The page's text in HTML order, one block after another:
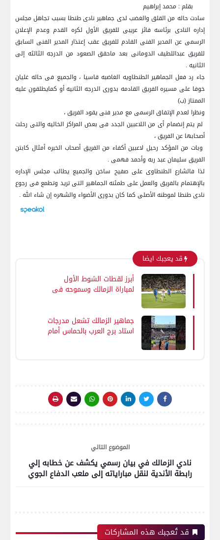
بقلم : محمد إبراهيم
سادت حاله من القلق والغضب لدى جماهير نادى طنطا بسبب تجاهل مجلس
إداره النادى برئاسه فائز عريبى للفريق الأول لكره القدم وعدم الإعلان
الرسمى عن المدير الفنى القادم للفريق عقب إعتذار المدير الفنى السابق
للفريق عبداللطيف الدومانى بعد ماحقق الصعود من الدرجه الثالثه إلى
الثانيه .
جاء رد فعل الجماهير الطنطاويه الغاضبه قاسيا ، والجميع فى حاله غليان
خوفا على مسيره الفريق القادمه بدورى الدرجه الثانيه أو كمايطلقون عليه
الممتاز (ب)
ونظرا لعدم الإتفاق الرسمى مع مدير فنى يقود الفريق ،
لم يتم إنضمام أى من اللاعبين الجدد فى بعض المراكز الخاليه والتى رحلت
أصحابها عن الفريق ،
وبات من المؤكد رحيل لاعبين أكفاء من الفريق أصحاب الخبره أمثال كابتن
الفريق سليمان عبد ربه وأحمد فهمى .
لذا فالشارع الطنطاوى على صفيح ساخن والجميع يطالب مجلس الإداره
بالإهتمام بالفريق والعمل على طمئنه الجماهير التى تريد وتطمع فى رجوع
نادى طنطا لموطنه الأصلى كما كان بدورى الأضواء والشهره إن شاء الله .
قد يعجبك ايضا
أبرز لقطات الشوط الأول
لمباراة الزمالك وسموحه فى
جماهير الزمالك تشعل مدرجات
استاد برج العرب بالحماس أمام
الموضوع التالي
نادي الزمالك في بيان رسمي يكشف عن خطابه إلي
رابطة الأندية لنقل مباراياته إلى ملعب الدفاع الجوي
قد تُعجبك هذه المشاركات